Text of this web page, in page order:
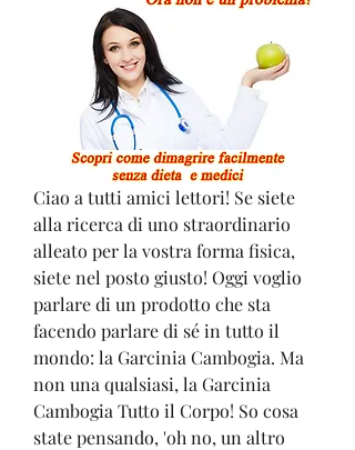
Ciao a tutti amici lettori! Se siete
alla ricerca di uno straordinario
alleato per la vostra forma fisica,
siete nel posto giusto! Oggi voglio
parlare di un prodotto che sta
facendo parlare di sé in tutto il
mondo: la Garcinia Cambogia. Ma
non una qualsiasi, la Garcinia
Cambogia Tutto il Corpo! So cosa
state pensando, 'oh no, un altro